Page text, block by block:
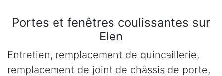
Portes et fenêtres coulissantes sur
Elen
Entretien, remplacement de quincaillerie,
remplacement de joint de châssis de porte,